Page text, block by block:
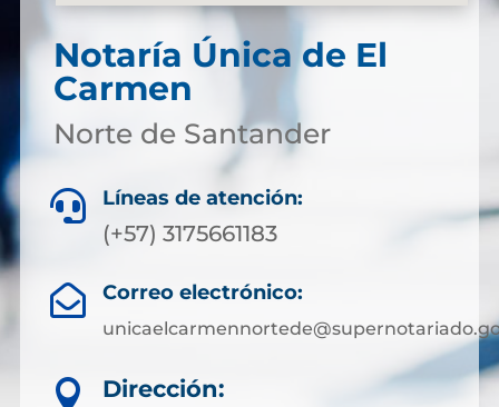
Notaría Única de El
Carmen
Norte de Santander
 Líneas de atención:
(+57) 3175661183
 Correo electrónico:

Dirección: